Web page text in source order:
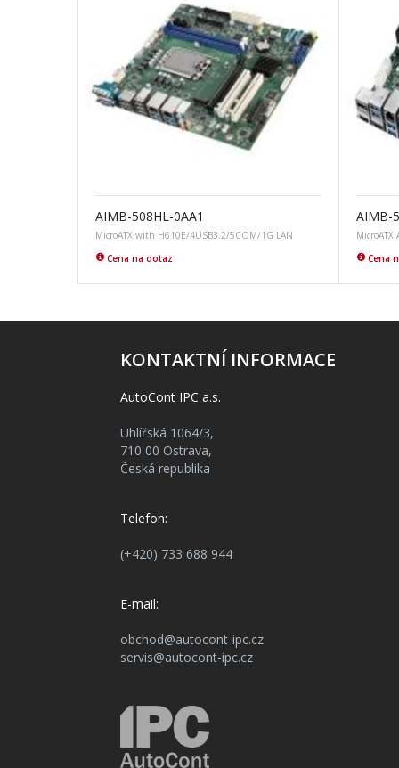
AIMB-508HL-0AA1
MicroATX with H610E/4USB3.2/5COM/1G LAN
Cena na dotaz
AIMB-
Cena
KONTAKTNÍ INFORMACE
AutoCont IPC a.s.
Uhlířská 1064/3,
710 00 Ostrava,
Česká republika
Telefon:
(+420) 733 688 944
E-mail:
obchod@autocont-ipc.cz
servis@autocont-ipc.cz